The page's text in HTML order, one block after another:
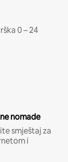
0 – 24
nomade
smještaj za
i